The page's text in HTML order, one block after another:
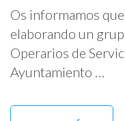
Os informamos
elaborando un
Operarios de
Ayuntamiento …